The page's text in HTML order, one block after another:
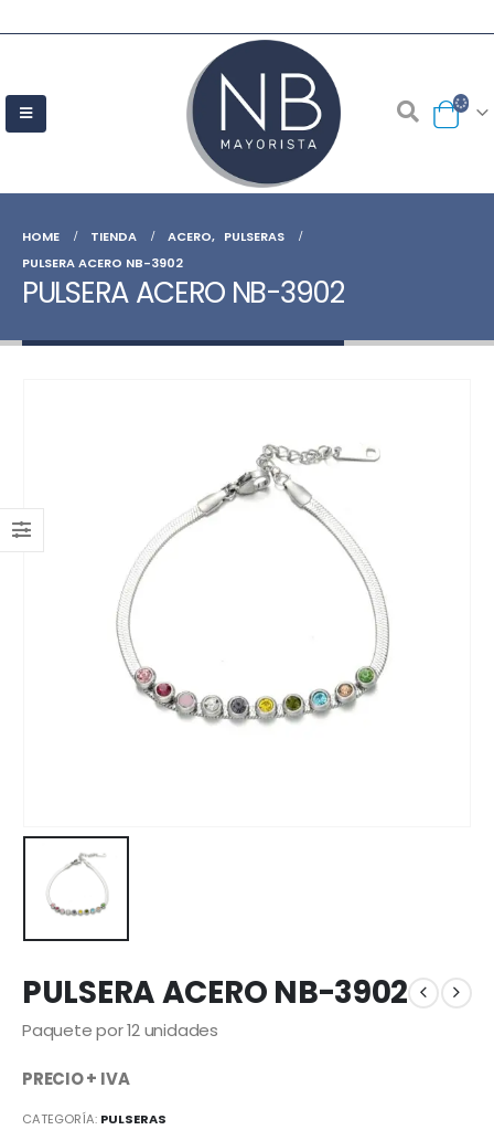
HOME TIENDA ACERO, PULSERAS
PULSERA ACERO NB-3902
PULSERA ACERO NB-3902
PULSERA ACERO NB-3902
Paquete por 12 unidades
PRECIO + IVA
CATEGORÍA: PULSERAS